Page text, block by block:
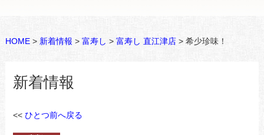
HOME> 新着情報 > 富寿し > 富寿し 直江津店> 希少珍味！
新着情報
<< ひとつ前へ戻る